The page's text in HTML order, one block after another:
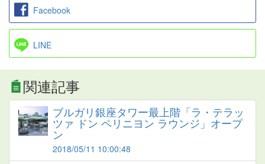
Facebook
LINE
関連記事
ブルガリ銀座タワー最上階「ラ・テラッ
ツァ ドン ペリニヨン ラウンジ」オープ
ン
2018/05/11 10:00:48